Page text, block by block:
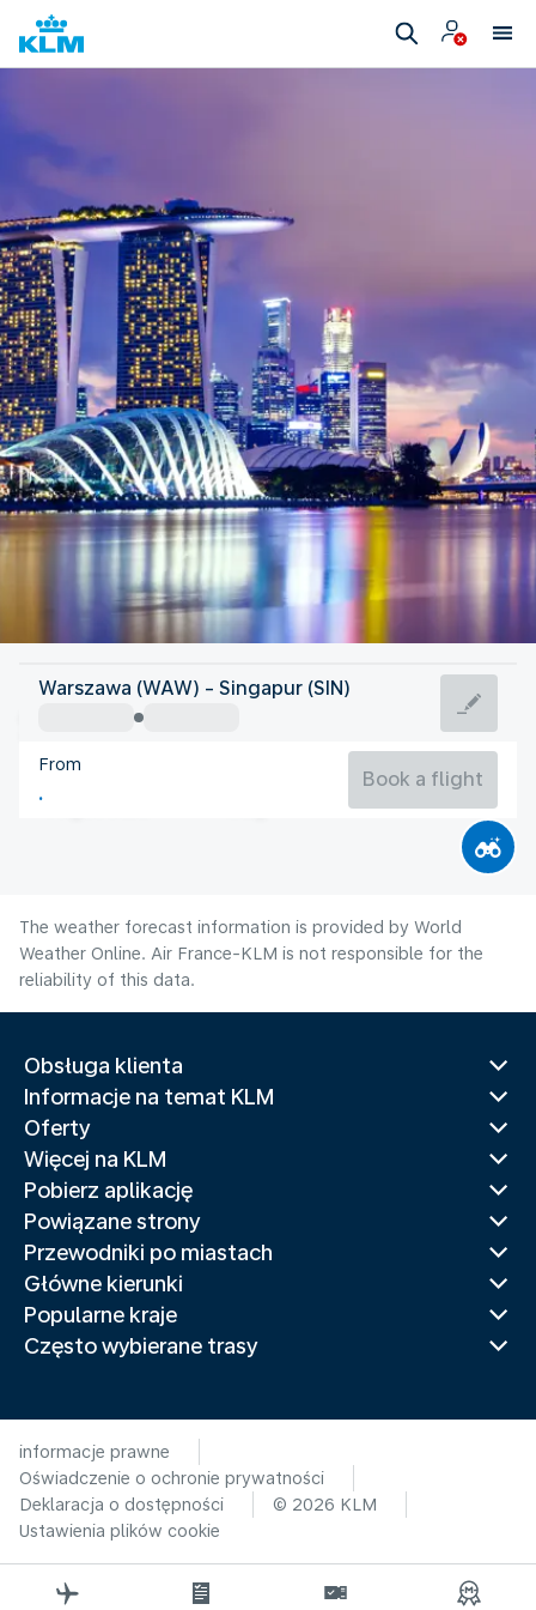
Singapore
Singapore
Singapore
Warszawa (WAW) - Singapur (SIN)
From
Book a flight
The weather forecast information is provided by World
Weather Online. Air France-KLM is not responsible for the
reliability of this data.
Obsługa klienta
Informacje na temat KLM
Oferty
Więcej na KLM
Pobierz aplikację
Powiązane strony
Przewodniki po miastach
Główne kierunki
Popularne kraje
Często wybierane trasy
informacje prawne
Oświadczenie o ochronie prywatności
Deklaracja o dostępności
© 2026 KLM
Ustawienia plików cookie